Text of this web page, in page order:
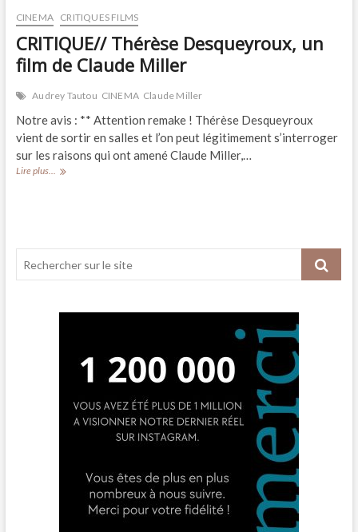
CINEMA CRITIQUES FILMS
CRITIQUE// Thérèse Desqueyroux, un
film de Claude Miller
Audrey Tautou CINEMA Claude Miller
Notre avis : ** Attention remake ! Thérèse Desqueyroux
vient de sortir en salles et l’on peut légitimement s’interroger
sur les raisons qui ont amené Claude Miller,…
Lire plus... CRITIQUE//
Miller